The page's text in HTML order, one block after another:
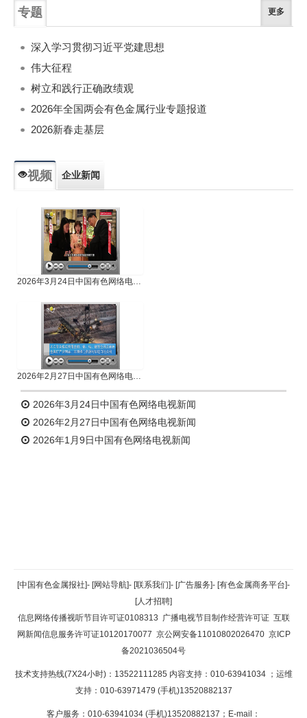
专题 更多
深入学习贯彻习近平党建思想
伟大征程
树立和践行正确政绩观
2026年全国两会有色金属行业专题报道
2026新春走基层
视频 企业新闻
2026年3月24日中国有色网络电视新闻
2026年2月27日中国有色网络电视新闻
2026年3月24日中国有色网络电视新闻
2026年2月27日中国有色网络电视新闻
2026年1月9日中国有色网络电视新闻
返回顶部
返回首页
[中国有色金属报社]- [网站导航]- [联系我们]- [广告服务]- [有色金属商务平台]-
[人才招聘]
信息网络传播视听节目许可证0108313 广播电视节目制作经营许可证 互联
网新闻信息服务许可证10120170077 京公网安备11010802026470 京ICP
备2021036504号
技术支持热线(7X24小时)：13522111285 内容支持：010-63941034 ；运维
支持：010-63971479 (手机)13520882137
客户服务：010-63941034 (手机)13520882137；E-mail：